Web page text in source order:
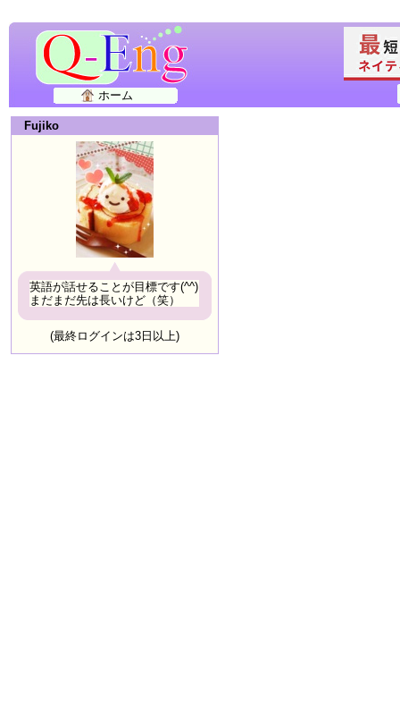
ホーム
Fujiko
英語が話せることが目標です(^^)
まだまだ先は長いけど（笑）
(最終ログインは3日以上)